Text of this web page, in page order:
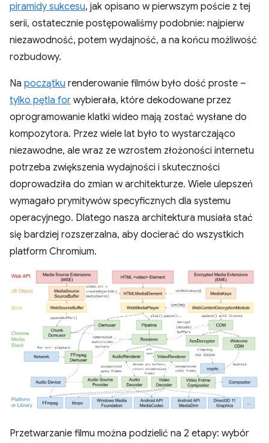
piramidy sukcesu, jak opisano w pierwszym poście z tej
serii, ostatecznie postępowaliśmy podobnie: najpierw
niezawodność, potem wydajność, a na końcu możliwość
rozbudowy.
Na początku renderowanie filmów było dość proste –
tylko pętla for wybierała, które dekodowane przez
oprogramowanie klatki wideo mają zostać wysłane do
kompozytora. Przez wiele lat było to wystarczająco
niezawodne, ale wraz ze wzrostem złożoności internetu
potrzeba zwiększenia wydajności i skuteczności
doprowadziła do zmian w architekturze. Wiele ulepszeń
wymagało prymitywów specyficznych dla systemu
operacyjnego. Dlatego nasza architektura musiała stać
się bardziej rozszerzalna, aby docierać do wszystkich
platform Chromium.
Przetwarzanie filmu można podzielić na 2 etapy: wybór